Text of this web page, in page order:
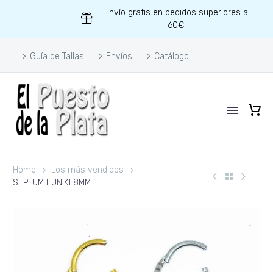
Envío gratis en pedidos superiores a
60€
Guía de Tallas Envíos Catálogo
Home
Los más vendidos
SEPTUM FUNIKI 8MM